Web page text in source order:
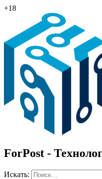
+18
ForPost -
Искать: